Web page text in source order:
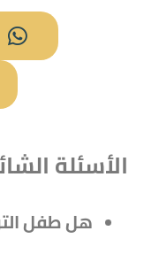
الأسئلة
هل طفل